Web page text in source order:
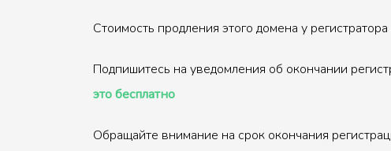
Стоимость продления этого домена у
Подпишитесь на уведомления об окончании
это бесплатно
Обращайте внимание на срок окончания